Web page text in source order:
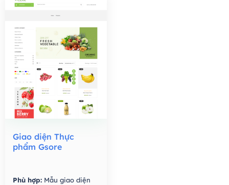
Giao diện Thực
phẩm Gsore
Phù hợp: Mẫu giao diện